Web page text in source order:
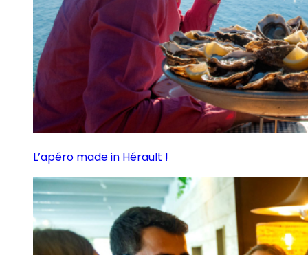
L’apéro made in Hérault !